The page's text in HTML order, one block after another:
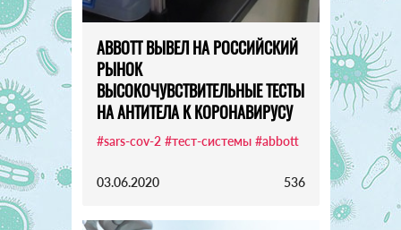
ABBOTT ВЫВЕЛ НА РОССИЙСКИЙ
РЫНОК
ВЫСОКОЧУВСТВИТЕЛЬНЫЕ ТЕСТЫ
НА АНТИТЕЛА К КОРОНАВИРУСУ
#sars-cov-2 #тест-системы #abbott
03.06.2020 536